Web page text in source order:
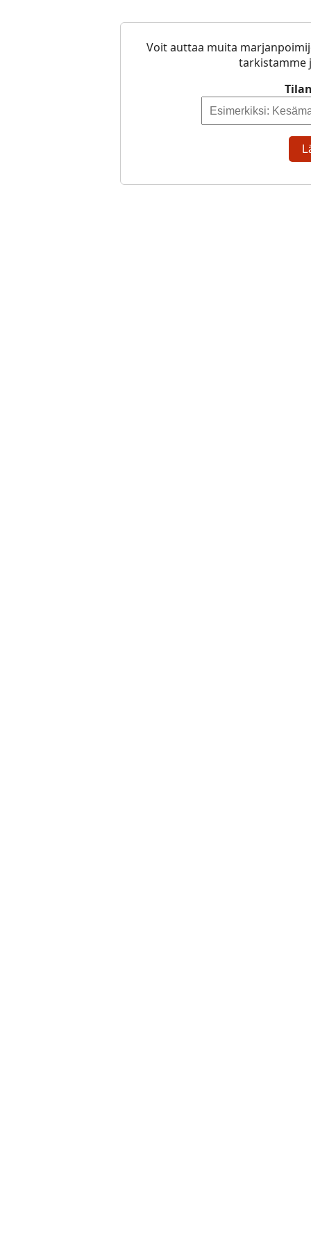
Voit auttaa muita
tarkistamme